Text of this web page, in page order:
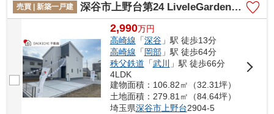
売買 | 新築一戸建
深谷市上野台第24 LiveleGarden.s 新築戸建 全3棟 2号棟
2,990万円
高崎線 「深谷」駅 徒歩13分
高崎線 「岡部」駅 徒歩64分
秩父鉄道 「武川
」駅 徒歩66分
4LDK
建物面積：106.82㎡（32.31坪）
土地面積：279.81㎡（84.64坪）
埼玉県深谷市上野台2904-5